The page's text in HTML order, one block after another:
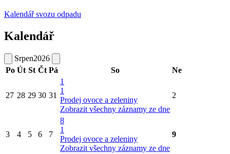
Kalendář svozu odpadu
Kalendář
Srpen2026
Po Út St Čt Pá So Ne
27 28 29 30 31
1
1
Prodej ovoce a zeleniny
Zobrazit všechny záznamy ze dne
2
3 4 5 6 7
8
1
Prodej ovoce a zeleniny
Zobrazit všechny záznamy ze dne
9